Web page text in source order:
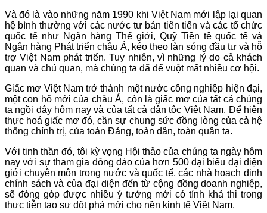
Và đó là vào những năm 1990 khi Việt Nam mới lập lại quan
hệ bình thường với các nước tư bản tiên tiến và các tổ chức
quốc tế như Ngân hàng Thế giới, Quỹ Tiền tệ quốc tế và
Ngân hàng Phát triển châu Á, kéo theo làn sóng đầu tư và hỗ
trợ Việt Nam phát triển. Tuy nhiên, vì những lý do cả khách
quan và chủ quan, mà chúng ta đã để vuột mất nhiều cơ hội.
Giấc mơ Việt Nam trở thành một nước công nghiệp hiện đại,
một con hổ mới của châu Á, còn là giấc mơ của tất cả chúng
ta ngồi đây hôm nay và của tất cả dân tộc Việt Nam. Để hiện
thực hoá giấc mơ đó, cần sự chung sức đồng lòng của cả hệ
thống chính trị, của toàn Đảng, toàn dân, toàn quân ta.
Với tinh thần đó, tôi kỳ vọng Hội thảo của chúng ta ngày hôm
nay với sự tham gia đông đảo của hơn 500 đại biểu đại diện
giới chuyên môn trong nước và quốc tế, các nhà hoạch định
chính sách và của đại diện đến từ cộng đồng doanh nghiệp,
sẽ đóng góp được nhiều ý tưởng mới có tính khả thi trong
thực tiễn tạo sự đột phá mới cho nền kinh tế Việt Nam.